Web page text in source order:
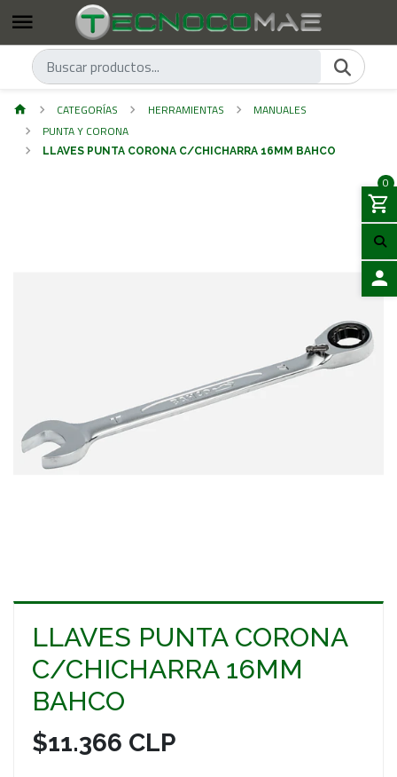
0
CATEGORÍAS HERRAMIENTAS
MANUALES
PUNTA Y CORONA
LLAVES PUNTA CORONA C/CHICHARRA 16MM BAHCO
LLAVES PUNTA CORONA
C/CHICHARRA 16MM
BAHCO
$11.366 CLP